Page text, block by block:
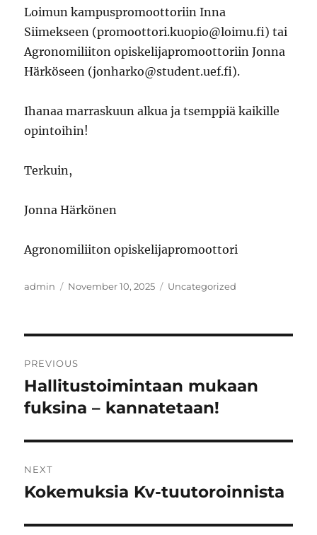
Loimun kampuspromoottoriin Inna
Siimekseen (promoottori.kuopio@loimu.fi) tai
Agronomiliiton opiskelijapromoottoriin Jonna
Härköseen (jonharko@student.uef.fi).
Ihanaa marraskuun alkua ja tsemppiä kaikille
opintoihin!
Terkuin,
Jonna Härkönen
Agronomiliiton opiskelijapromoottori
Author
admin
Posted
November 10, 2025 Categories
Uncategorized
navigation
PREVIOUS
Previous
post:
Hallitustoimintaan mukaan
fuksina – kannatetaan!
NEXT
Next
Kokemuksia Kv-tuutoroinnista